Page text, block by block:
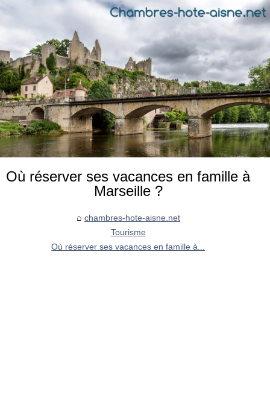
Où réserver ses vacances en famille à
Marseille ?
chambres-hote-aisne.net
Tourisme
Où réserver ses vacances en famille à...